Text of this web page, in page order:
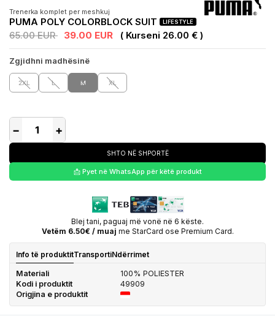
Trenerka komplet per meshkuj
PUMA POLY COLORBLOCK SUIT LIFESTYLE
65.00 EUR 39.00 EUR ( Kurseni 26.00 € )
Zgjidhni madhësinë
2XL L M XL
− +
SHTO NË SHPORTË
📩 Pyet në WhatsApp për këtë produkt
Blej tani, paguaj më vonë në 6 këste.
Vetëm 6.50€ / muaj me StarCard ose Premium Card.
Info të produktitTransportiNdërrimet
Materiali
100% POLIESTER
Kodi i produktit
49909
Origjina e produktit